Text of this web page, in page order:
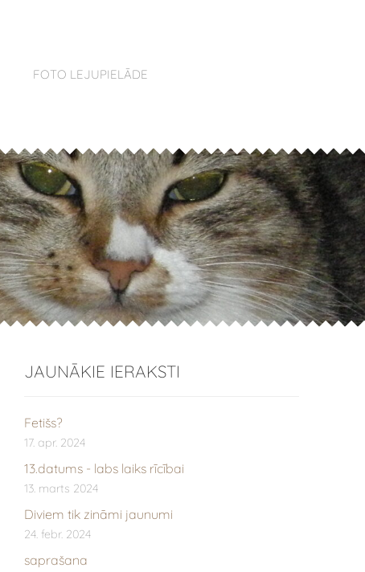
FOTO LEJUPIELĀDE
JAUNĀKIE IERAKSTI
Fetišs?
17. apr. 2024
13.datums - labs laiks rīcībai
13. marts 2024
Diviem tik zināmi jaunumi
24. febr. 2024
saprašana